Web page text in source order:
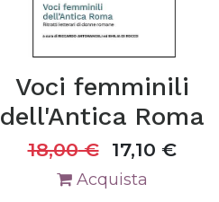
Voci femminili
dell'Antica Roma
18,00€ 17,10 €
Acquista